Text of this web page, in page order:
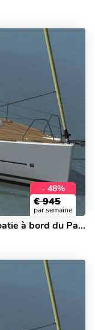
- 48%
€ 945
par semaine
Location de yacht privé à Šibenik, Croatie à bord du Papillon!